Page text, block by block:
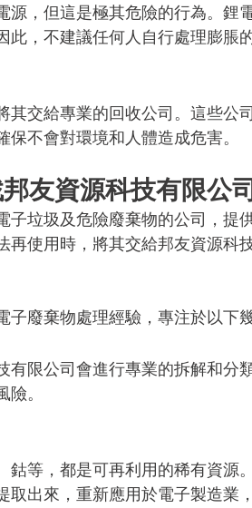
源，但這是極其危險的行為。鋰
，不建議任何人自行處理膨脹的
交給專業的回收公司。這些公
不會對環境和人體造成危害。
友資源科技有限公司
子垃圾及危險廢棄物的公司，提
再使用時，將其交給邦友資源科
廢棄物處理經驗，專注於以下
有限公司會進行專業的拆解和分
。
鈷等，都是可再利用的稀有資源
取出來，重新應用於電子製造業